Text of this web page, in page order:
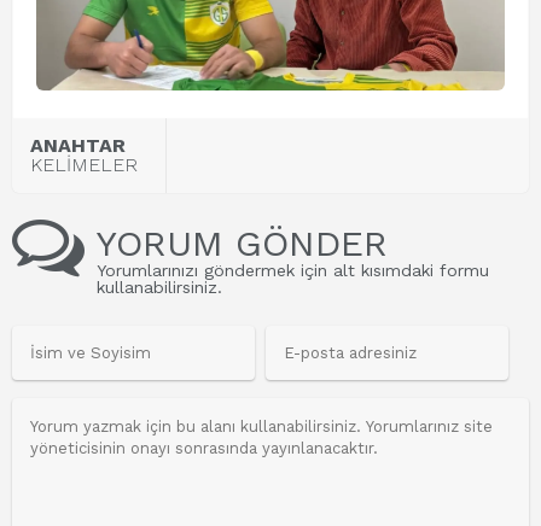
ANAHTAR
KELİMELER
YORUM GÖNDER
Yorumlarınızı göndermek için alt kısımdaki formu
kullanabilirsiniz.